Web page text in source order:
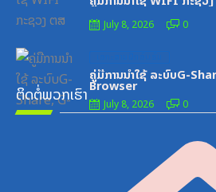
July 8, 2026 0
ຄູ່ມືການນຳໃຊ້ ລະບົບG-
Browser
on
July 8, 2026 0
ຕິດຕໍ່ພວກເຮົາ